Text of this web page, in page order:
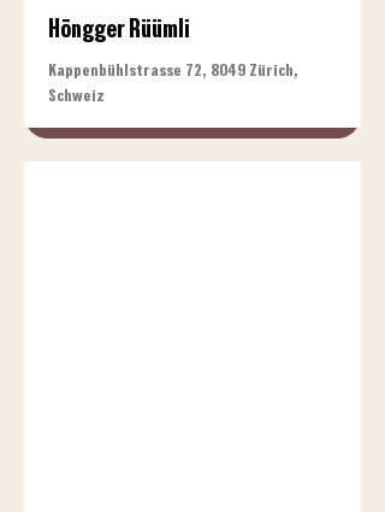
Höngger Rüümli
Kappenbühlstrasse 72, 8049 Zürich,
Schweiz